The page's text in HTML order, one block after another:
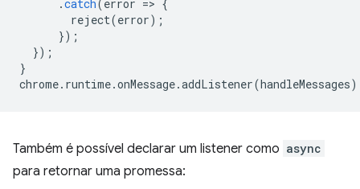
.catch(error => {
reject(error);
});
});
}
chrome. runtime.onMessage.addListener(handleMessages
Também é possível declarar um listener como async
para retornar uma promessa: